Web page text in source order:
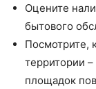
Оцените
бытового
Посмотрите,
территории
площадок